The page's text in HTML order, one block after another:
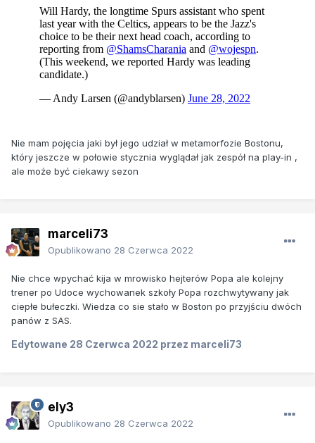
Nie mam pojęcia jaki był jego udział w metamorfozie Bostonu,
który jeszcze w połowie stycznia wyglądał jak zespół na play-in ,
ale może być ciekawy sezon
marceli73
Opublikowano 28 Czerwca 2022
Nie chce wpychać kija w mrowisko hejterów Popa ale kolejny
trener po Udoce wychowanek szkoły Popa rozchwytywany jak
ciepłe bułeczki. Wiedza co sie stało w Boston po przyjściu dwóch
panów z SAS.
Edytowane 28 Czerwca 2022 przez marceli73
ely3
Opublikowano 28 Czerwca 2022